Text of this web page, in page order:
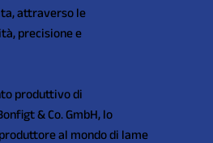
attraverso le
precisione e
produttivo di
& Co. GmbH, lo
al mondo di lame